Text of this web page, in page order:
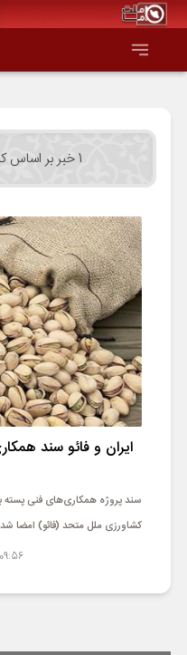
چند
1 خبر بر اساس کلید واژه
ایران و فائو سند
سند پروژه همکاری‌های فنی پسته
کشاورزی ملل متحد (فائو) امضا
09:56 1402/05/02